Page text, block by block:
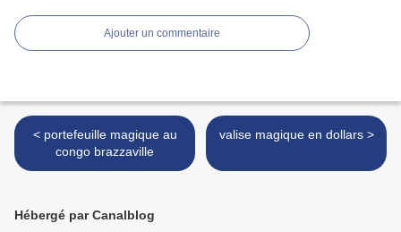
Ajouter un commentaire
< portefeuille magique au
congo brazzaville
valise magique en dollars >
Hébergé par Canalblog